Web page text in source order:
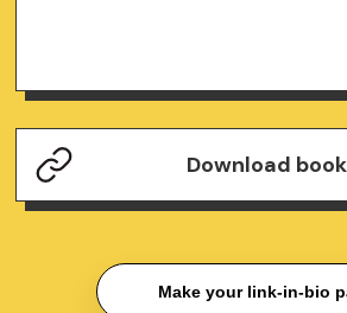
Download book
Make your link-in-bio